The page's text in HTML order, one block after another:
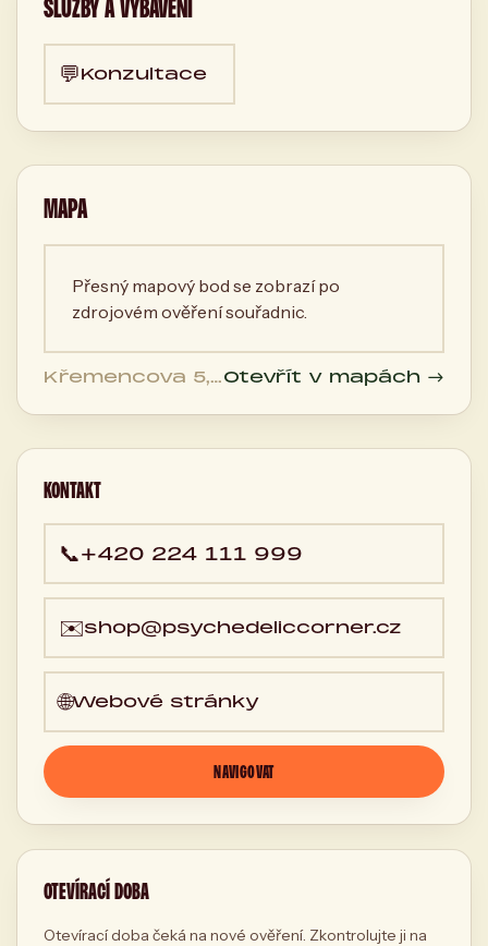
SLUŽBY A VYBAVENÍ
💬Konzultace
MAPA
Přesný mapový bod se zobrazí po
zdrojovém ověření souřadnic.
Křemencova 5,
Česká
Otevřít v mapách →
KONTAKT
📞+420 224 111 999
✉️shop@psychedeliccorner.cz
🌐Webové stránky
NAVIGOVAT
OTEVÍRACÍ DOBA
Otevírací doba čeká na nové ověření. Zkontrolujte ji na